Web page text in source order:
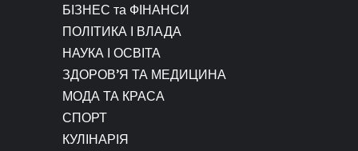
БІЗНЕС та ФІНАНСИ
ПОЛІТИКА І ВЛАДА
НАУКА І ОСВІТА
ЗДОРОВ’Я ТА МЕДИЦИНА
МОДА ТА КРАСА
СПОРТ
КУЛІНАРІЯ